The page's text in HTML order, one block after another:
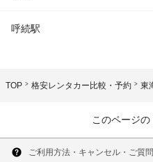
呼続駅
TOP 格安レンタカー比較・予約 東
このページ